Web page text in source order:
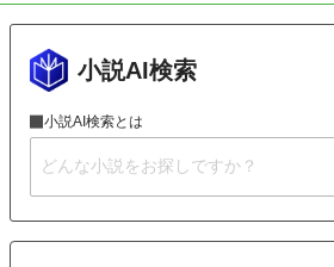
小説AI検索
小説AI検索とは